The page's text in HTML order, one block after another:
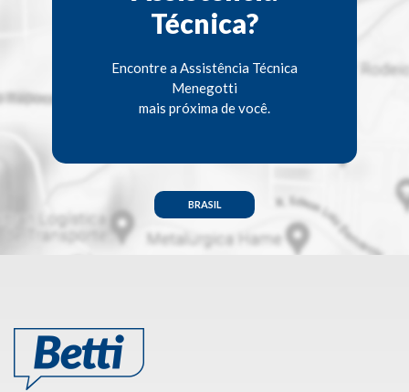
Técnica?
Encontre a Assistência Técnica
Menegotti
mais próxima de você.
BRASIL